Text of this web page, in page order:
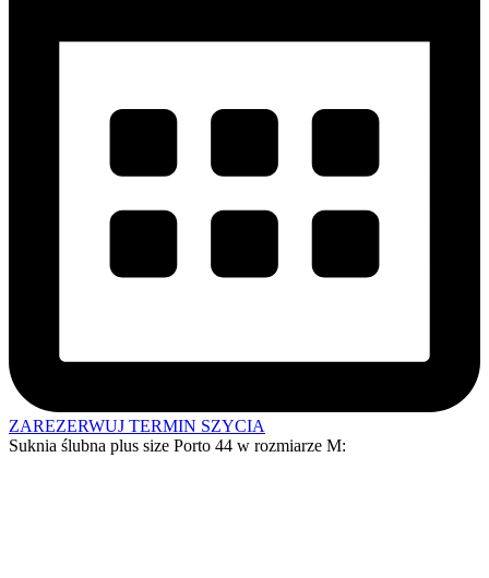
ZAREZERWUJ TERMIN SZYCIA
Suknia ślubna plus size Porto 44 w rozmiarze M: